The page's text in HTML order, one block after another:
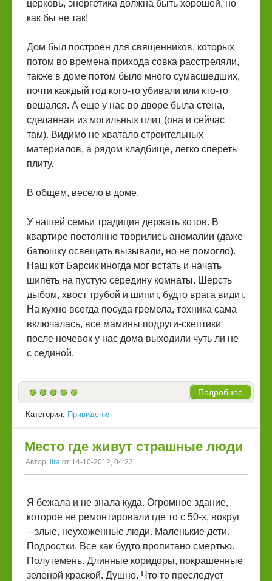
церковь, энергетика должна быть хорошей, но
как бы не так!
Дом был построен для священников, которых
потом во времена прихода совка расстреляли,
также в доме потом было много сумасшедших,
почти каждый год кого-то убивали или кто-то
вешался. А еще у нас во дворе была стена,
сделанная из могильных плит (она и сейчас
там). Видимо не хватало строительных
материалов, а рядом кладбище, легко спереть
плиту.
В общем, весело в доме.
У нашей семьи традиция держать котов. В
квартире постоянно творились аномалии (даже
батюшку освещать вызывали, но не помогло).
Наш кот Барсик иногда мог встать и начать
шипеть на пустую середину комнаты. Шерсть
дыбом, хвост трубой и шипит, будто врага видит.
На кухне всегда посуда гремела, техника сама
включалась, все мамины подруги-скептики
после ночевок у нас дома выходили чуть ли не
с сединой.
Подробнее
Категория: Привидения
Место где живут страшные люди
Автор: lira от 14-10-2012, 04:22
Я бежала и не знала куда. Огромное здание,
которое не ремонтировали где то с 50-х, вокруг
– злые, неухоженные люди. Маленькие дети.
Подростки. Все как будто пропитано смертью.
Полутемень. Длинные коридоры, покрашенные
зеленой краской. Душно. Что то преследует